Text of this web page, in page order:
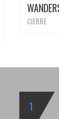
CIERRE
1